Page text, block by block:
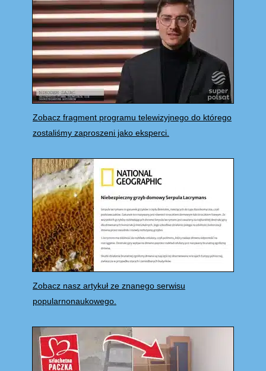
Zobacz fragment programu telewizyjnego do którego
zostaliśmy zaproszeni jako eksperci.
Zobacz nasz artykuł ze znanego serwisu
popularnonaukowego.